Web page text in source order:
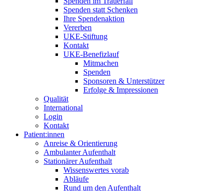
Spenden statt Schenken
Ihre Spendenaktion
Vererben
UKE-Stiftung
Kontakt
UKE-Benefizlauf
Mitmachen
Spenden
Sponsoren & Unterstützer
Erfolge & Impressionen
Qualität
International
Login
Kontakt
Patient:innen
Anreise & Orientierung
Ambulanter Aufenthalt
Stationärer Aufenthalt
Wissenswertes vorab
Abläufe
Rund um den Aufenthalt